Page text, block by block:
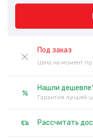
Под заказ
Цена на момент
Нашли
Гарантия лучшей
Рассчитать